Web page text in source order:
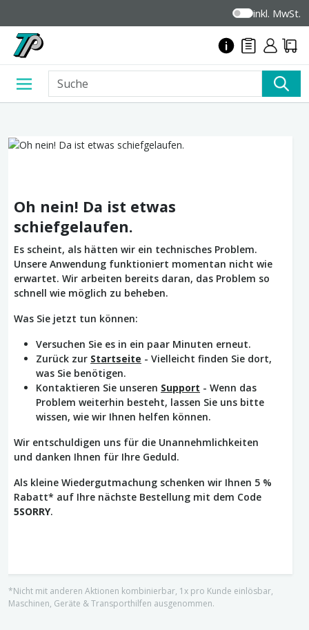
inkl. MwSt.
Oh nein! Da ist etwas
schiefgelaufen.
Es scheint, als hätten wir ein technisches Problem.
Unsere Anwendung funktioniert momentan nicht wie
erwartet. Wir arbeiten bereits daran, das Problem so
schnell wie möglich zu beheben.
Was Sie jetzt tun können:
Versuchen Sie es in ein paar Minuten erneut.
Zurück zur Startseite - Vielleicht finden Sie dort,
was Sie benötigen.
Kontaktieren Sie unseren Support - Wenn das
Problem weiterhin besteht, lassen Sie uns bitte
wissen, wie wir Ihnen helfen können.
Wir entschuldigen uns für die Unannehmlichkeiten
und danken Ihnen für Ihre Geduld.
Als kleine Wiedergutmachung schenken wir Ihnen 5 %
Rabatt* auf Ihre nächste Bestellung mit dem Code
5SORRY.
*Nicht mit anderen Aktionen kombinierbar, 1x pro Kunde einlösbar,
Maschinen, Geräte & Transporthilfen ausgenommen.